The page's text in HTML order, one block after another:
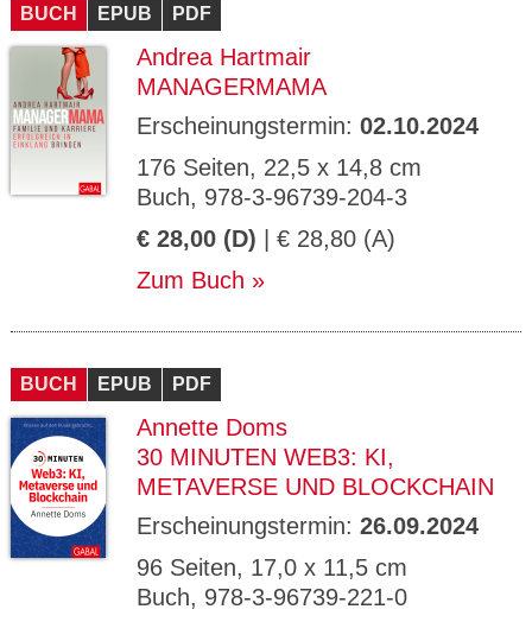
BUCH EPUB PDF
Andrea Hartmair
MANAGERMAMA
Erscheinungstermin: 02.10.2024
176 Seiten, 22,5 x 14,8 cm
Buch, 978-3-96739-204-3
€ 28,00 (D) | € 28,80 (A)
Zum Buch
BUCH EPUB PDF
Annette Doms
30 MINUTEN WEB3: KI,
METAVERSE UND BLOCKCHAIN
Erscheinungstermin: 26.09.2024
96 Seiten, 17,0 x 11,5 cm
Buch, 978-3-96739-221-0